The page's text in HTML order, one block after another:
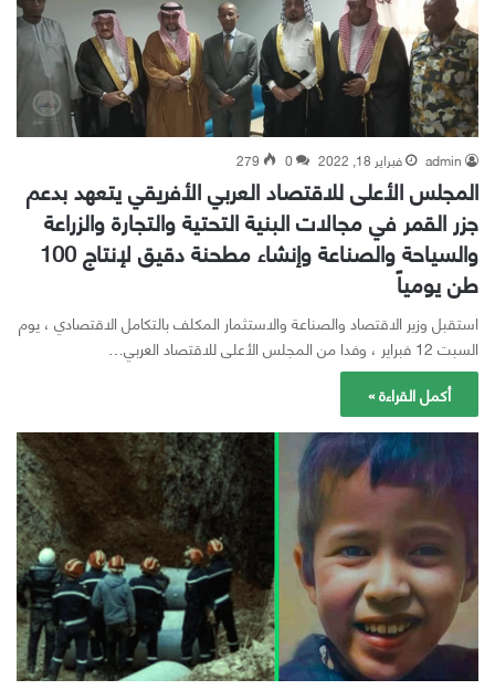
admin فبراير 18, 2022 0
279
المجلس الأعلى للاقتصاد العربي الأفريقي يتعهد بدعم
جزر القمر في مجالات البنية التحتية والتجارة والزراعة
والسياحة والصناعة وإنشاء مطحنة دقيق لإنتاج 100
طن يومياً
استقبل وزير الاقتصاد والصناعة والاستثمار المكلف بالتكامل الاقتصادي ، يوم
السبت 12 فبراير ، وفدا من المجلس الأعلى للاقتصاد العربي…
أكمل القراءة »